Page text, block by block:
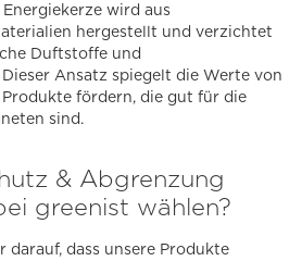
wird aus
hergestellt und verzichtet
Duftstoffe und
Ansatz spiegelt die Werte von
fördern, die gut für die
sind.
& Abgrenzung
greenist wählen?
darauf, dass unsere Produkte